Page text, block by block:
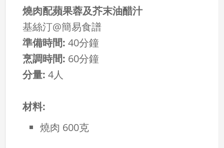
燒肉配蘋果蓉及芥末油醋汁
基絲汀@簡易食譜
準備時間:40分鐘
烹調時間: 60分鐘
分量: 4人
材料:
燒肉 600克